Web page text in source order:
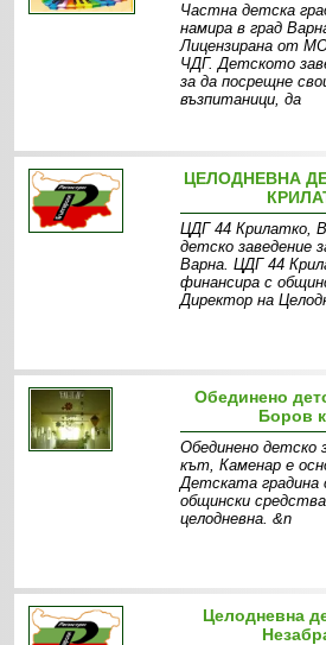
Частна детска
намира в град
Лицензирана от
ЧДГ. Детското
за да посрещне
възпитаници, да
ЦЕЛОДНЕВНА
ЦДГ 44 Крилатко,
детско заведение
Варна. ЦДГ 44
финансира с
Директор на
Обединено
Боров
Обединено детско
кът, Каменар е
Детската градина
общински
целодневна. &n
Целодневна